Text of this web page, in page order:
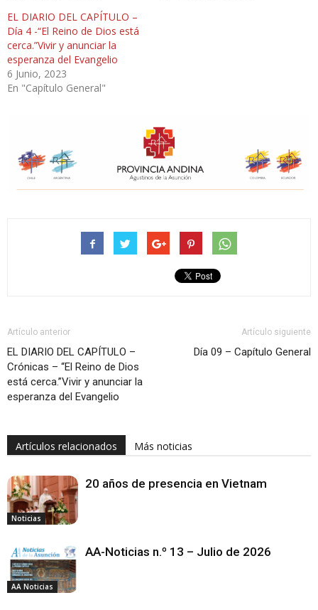
EL DIARIO DEL CAPÍTULO –
Día 4 -“El Reino de Dios está
cerca.”Vivir y anunciar la
esperanza del Evangelio
6 Junio, 2023
En "Capítulo General"
Artículo anterior
EL DIARIO DEL CAPÍTULO –
Crónicas – “El Reino de Dios
está cerca.”Vivir y anunciar la
esperanza del Evangelio
Artículo siguiente
Día 09 – Capítulo General
Artículos relacionados Más noticias
Noticias
20 años de presencia en Vietnam
AA Noticias
AA-Noticias n.º 13 – Julio de 2026